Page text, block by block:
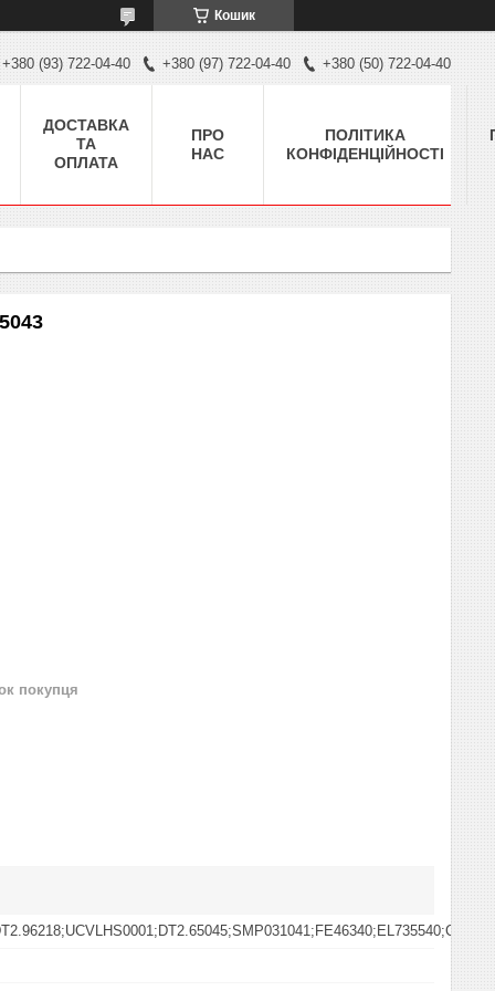
Кошик
+380 (93) 722-04-40 +380 (97) 722-04-40 +380 (50) 722-04-40
ДОСТАВКА
ТА
ОПЛАТА
ПРО
НАС
ПОЛІТИКА
КОНФІДЕНЦІЙНОСТІ
покупця